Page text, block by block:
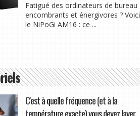
Fatigué des ordinateurs de bureau
encombrants et énergivores ? Voici
le NiPoGi AM16 : ce ...
C'est à quelle fréquence (et à la
température exacte) vous devez laver